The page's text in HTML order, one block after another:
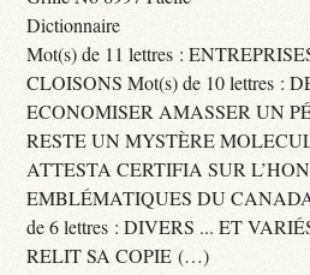
Dictionnaire
Mot(s) de 11 lettres :
CLOISONS Mot(s) de 10 lettres :
ECONOMISER AMASSER UN
RESTE UN MYSTÈRE
ATTESTA CERTIFIA SUR
EMBLÉMATIQUES DU
de 6 lettres : DIVERS ... ET
RELIT SA COPIE (…)